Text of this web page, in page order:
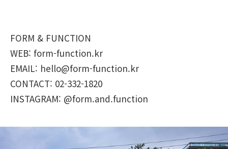
FORM & FUNCTION
WEB: form-function.kr
EMAIL: hello@form-function.kr
CONTACT: 02-332-1820
INSTAGRAM: @form.and.function